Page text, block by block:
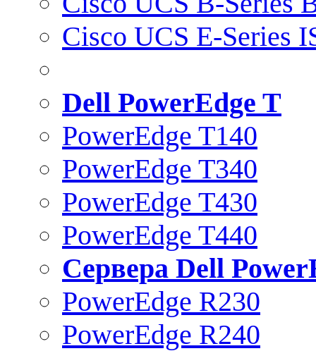
Cisco UCS E-Series
Dell PowerEdge T
PowerEdge T140
PowerEdge T340
PowerEdge T430
PowerEdge T440
Сервера Dell
PowerEdge R230
PowerEdge R240